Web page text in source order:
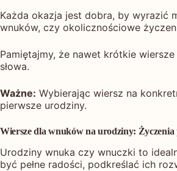
Każda okazja jest dobra, by wyrazić
wnuków, czy okolicznościowe
Pamiętajmy, że nawet krótkie
słowa.
Ważne: Wybierając wiersz na
pierwsze urodziny.
Wiersze dla wnuków na urodziny: Życzenia
Urodziny wnuka czy wnuczki to
być pełne radości, podkreślać ich